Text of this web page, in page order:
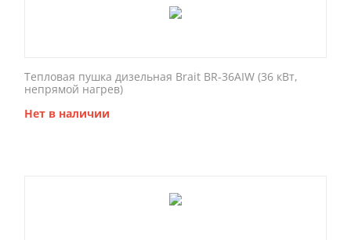
Тепловая пушка дизельная Brait BR-36AIW (36 кВт,
непрямой нагрев)
Нет в наличии